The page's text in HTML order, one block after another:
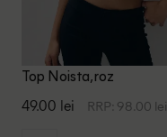
Top Noista, roz
49.00 lei RRP: 98.00 lei